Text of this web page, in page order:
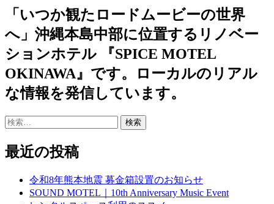
「いつか観たロードムービーの世界
へ」沖縄本島中部に位置するリノベー
ションホテル 『SPICE MOTEL
OKINAWA』です。ローカルのリアル
な情報を発信しています。
検
最近の投稿
令和8年熊本地震 募金箱設置のお知らせ
SOUND MOTEL｜10th Anniversary Music Event